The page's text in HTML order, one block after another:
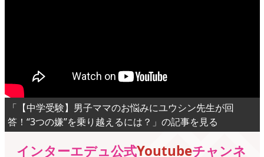
「【中学受験】男子ママのお悩みにユウシン先生が回
答！“3つの嫌”を乗り越えるには？」の記事を見る
インターエデュ公式Youtubeチャンネ